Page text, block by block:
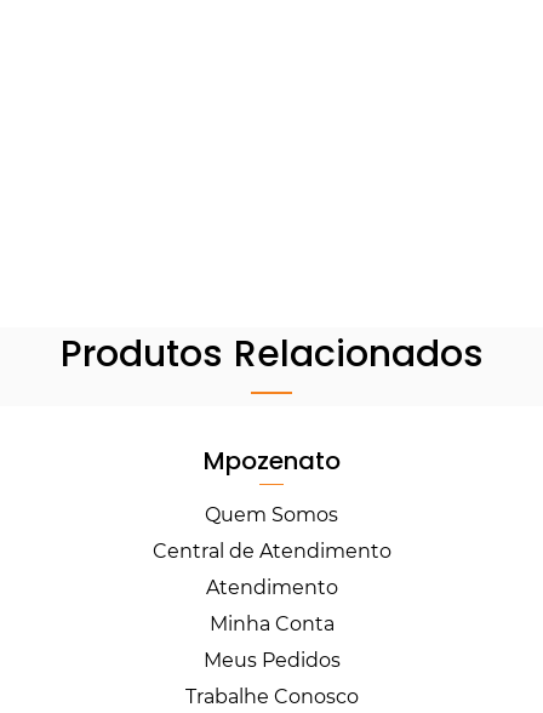
Produtos Relacionados
Mpozenato
Quem Somos
Central de Atendimento
Atendimento
Minha Conta
Meus Pedidos
Trabalhe Conosco